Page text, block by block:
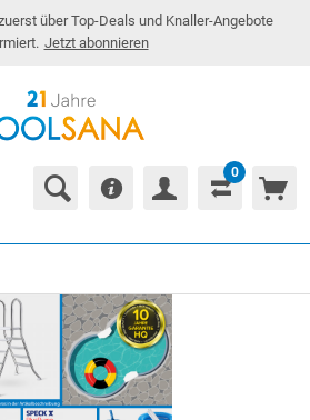
über Top-Deals und Knaller-Angebote
Jetzt abonnieren
0